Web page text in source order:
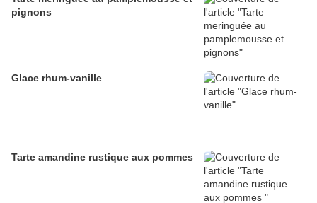
pignons
Glace rhum-vanille
Tarte amandine rustique aux pommes